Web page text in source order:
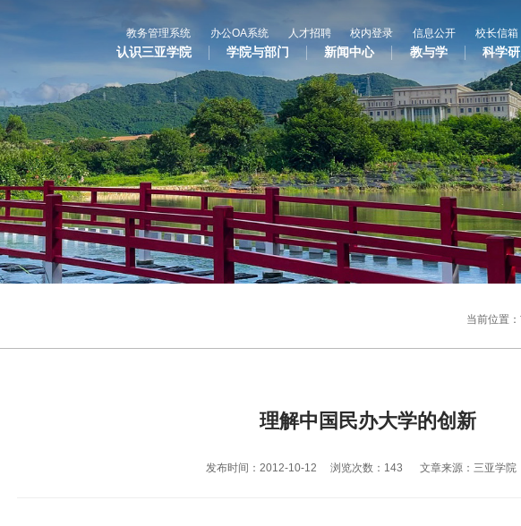
教务管理系统 办公OA系统 人才招聘 校内登录 信息公开 校长信箱
认识三亚学院 学院与部门 新闻中心 教与学 科学
教与学
专业设置
辅修专业
语言文字网
科学研究
科研平台
科研项目
科研奖项
国际交流
合作办学
国际学生
国际合作与交流处
三亚学院公共外交研究中心
当前位置：
理解中国民办大学的创新
发布时间：2012-10-12 浏览次数： 143 文章来源：三亚学院